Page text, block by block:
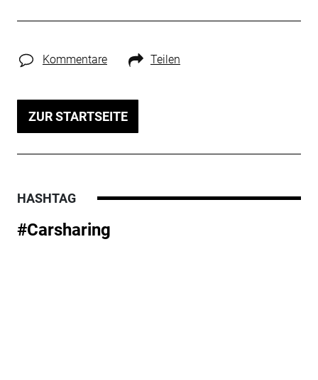
Kommentare Teilen
ZUR STARTSEITE
HASHTAG
#Carsharing